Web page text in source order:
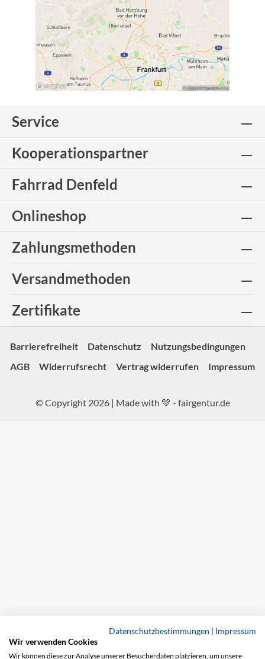
Service
Kooperationspartner
Fahrrad Denfeld
Onlineshop
Zahlungsmethoden
Versandmethoden
Zertifikate
Barrierefreiheit Datenschutz
Nutzungsbedingungen
AGB
Widerrufsrecht Vertrag widerrufen Impressum
© Copyright 2026 | Made with 💚 - fairgentur.de
Datenschutzbestimmungen | Impressum
Wir verwenden Cookies
Wir können diese zur Analyse unserer Besucherdaten platzieren, um unsere